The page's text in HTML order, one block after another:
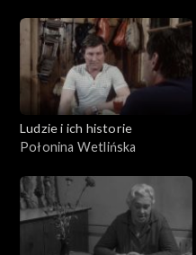
Ludzie i ich historie
Połonina Wetlińska